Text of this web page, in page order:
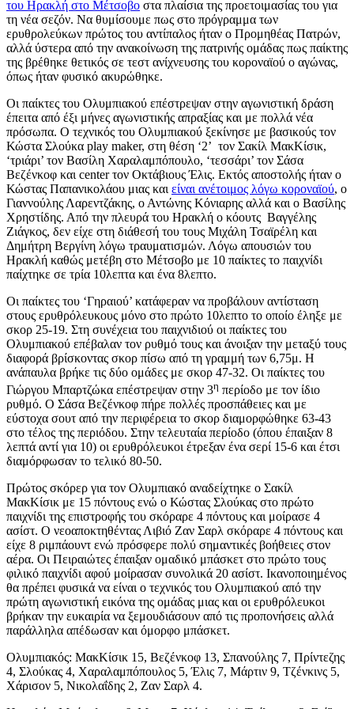
του Ηρακλή στο Μέτσοβο στα πλαίσια της προετοιμασίας του για
τη νέα σεζόν. Να θυμίσουμε πως στο πρόγραμμα των
ερυθρολεύκων πρώτος του αντίπαλος ήταν ο Προμηθέας Πατρών,
αλλά ύστερα από την ανακοίνωση της πατρινής ομάδας πως παίκτης
της βρέθηκε θετικός σε τεστ ανίχνευσης του κοροναϊού ο αγώνας,
όπως ήταν φυσικό ακυρώθηκε.
Οι παίκτες του Ολυμπιακού επέστρεψαν στην αγωνιστική δράση
έπειτα από έξι μήνες αγωνιστικής απραξίας και με πολλά νέα
πρόσωπα. Ο τεχνικός του Ολυμπιακού ξεκίνησε με βασικούς τον
Κώστα Σλούκα play maker, στη θέση ‘2’ τον Σακίλ ΜακΚίσικ,
‘τριάρι’ τον Βασίλη Χαραλαμπόπουλο, ‘τεσσάρι’ τον Σάσα
Βεζένκοφ και center τον Οκτάβιους Έλις. Εκτός αποστολής ήταν ο
Κώστας Παπανικολάου μιας και είναι ανέτοιμος λόγω κοροναϊού, ο
Γιαννούλης Λαρεντζάκης, ο Αντώνης Κόνιαρης αλλά και ο Βασίλης
Χρηστίδης. Από την πλευρά του Ηρακλή ο κόουτς Βαγγέλης
Ζιάγκος, δεν είχε στη διάθεσή του τους Μιχάλη Τσαϊρέλη και
Δημήτρη Βεργίνη λόγω τραυματισμών. Λόγω απουσιών του
Ηρακλή καθώς μετέβη στο Μέτσοβο με 10 παίκτες το παιχνίδι
παίχτηκε σε τρία 10λεπτα και ένα 8λεπτο.
Οι παίκτες του ‘Γηραιού’ κατάφεραν να προβάλουν αντίσταση
στους ερυθρόλευκους μόνο στο πρώτο 10λεπτο το οποίο έληξε με
σκορ 25-19. Στη συνέχεια του παιχνιδιού οι παίκτες του
Ολυμπιακού επέβαλαν τον ρυθμό τους και άνοιξαν την μεταξύ τους
διαφορά βρίσκοντας σκορ πίσω από τη γραμμή των 6,75μ. Η
ανάπαυλα βρήκε τις δύο ομάδες με σκορ 47-32. Οι παίκτες του
Γιώργου Μπαρτζώκα επέστρεψαν στην 3η περίοδο με τον ίδιο
ρυθμό. Ο Σάσα Βεζένκοφ πήρε πολλές προσπάθειες και με
εύστοχα σουτ από την περιφέρεια το σκορ διαμορφώθηκε 63-43
στο τέλος της περιόδου. Στην τελευταία περίοδο (όπου έπαιξαν 8
λεπτά αντί για 10) οι ερυθρόλευκοι έτρεξαν ένα σερί 15-6 και έτσι
διαμόρφωσαν το τελικό 80-50.
Πρώτος σκόρερ για τον Ολυμπιακό αναδείχτηκε ο Σακίλ
ΜακΚίσικ με 15 πόντους ενώ ο Κώστας Σλούκας στο πρώτο
παιχνίδι της επιστροφής του σκόραρε 4 πόντους και μοίρασε 4
ασίστ. Ο νεοαποκτηθέντας Λιβιό Ζαν Σαρλ σκόραρε 4 πόντους και
είχε 8 ριμπάουντ ενώ πρόσφερε πολύ σημαντικές βοήθειες στον
αέρα. Οι Πειραιώτες έπαιξαν ομαδικό μπάσκετ στο πρώτο τους
φιλικό παιχνίδι αφού μοίρασαν συνολικά 20 ασίστ. Ικανοποιημένος
θα πρέπει φυσικά να είναι ο τεχνικός του Ολυμπιακού από την
πρώτη αγωνιστική εικόνα της ομάδας μιας και οι ερυθρόλευκοι
βρήκαν την ευκαιρία να ξεμουδιάσουν από τις προπονήσεις αλλά
παράλληλα απέδωσαν και όμορφο μπάσκετ.
Ολυμπιακός: ΜακΚίσικ 15, Βεζένκοφ 13, Σπανούλης 7, Πρίντεζης
4, Σλούκας 4, Χαραλαμπόπουλος 5, Έλις 7, Μάρτιν 9, Τζένκινς 5,
Χάρισον 5, Νικολαΐδης 2, Ζαν Σαρλ 4.